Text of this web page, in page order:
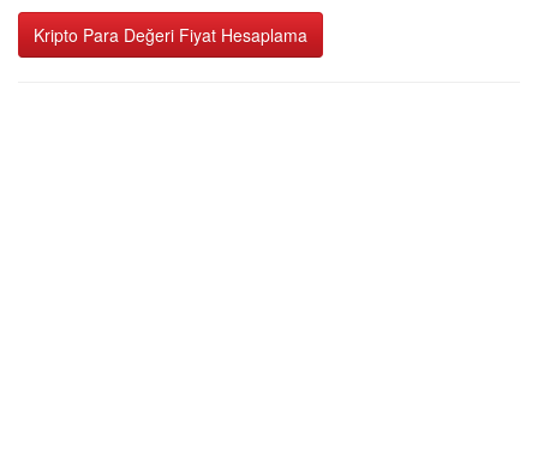
Kripto Para Değeri Fiyat Hesaplama